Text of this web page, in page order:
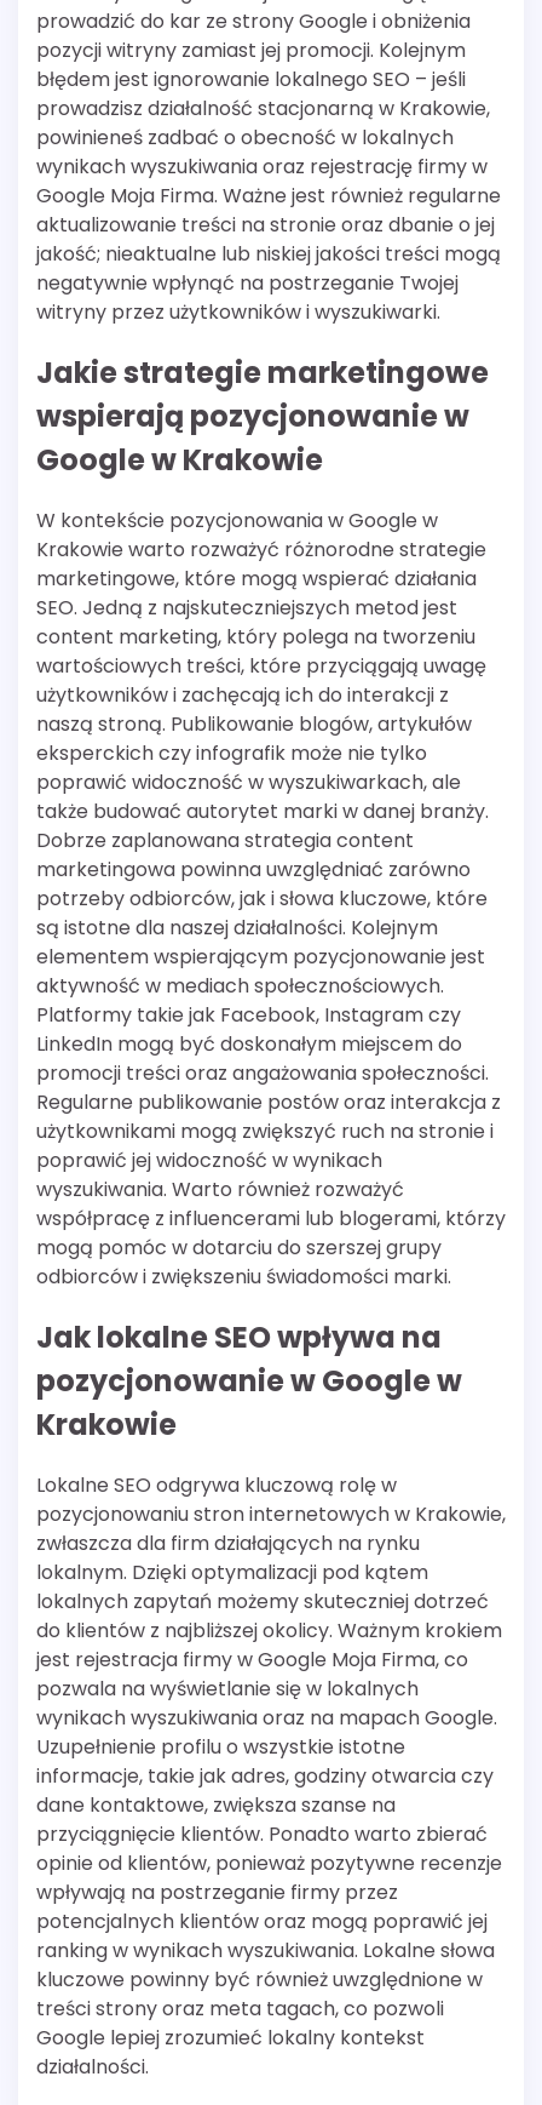
prowadzić do kar ze strony Google i obniżenia
pozycji witryny zamiast jej promocji. Kolejnym
błędem jest ignorowanie lokalnego SEO – jeśli
prowadzisz działalność stacjonarną w Krakowie,
powinieneś zadbać o obecność w lokalnych
wynikach wyszukiwania oraz rejestrację firmy w
Google Moja Firma. Ważne jest również regularne
aktualizowanie treści na stronie oraz dbanie o jej
jakość; nieaktualne lub niskiej jakości treści mogą
negatywnie wpłynąć na postrzeganie Twojej
witryny przez użytkowników i wyszukiwarki.
Jakie strategie marketingowe
wspierają pozycjonowanie w
Google w Krakowie
W kontekście pozycjonowania w Google w
Krakowie warto rozważyć różnorodne strategie
marketingowe, które mogą wspierać działania
SEO. Jedną z najskuteczniejszych metod jest
content marketing, który polega na tworzeniu
wartościowych treści, które przyciągają uwagę
użytkowników i zachęcają ich do interakcji z
naszą stroną. Publikowanie blogów, artykułów
eksperckich czy infografik może nie tylko
poprawić widoczność w wyszukiwarkach, ale
także budować autorytet marki w danej branży.
Dobrze zaplanowana strategia content
marketingowa powinna uwzględniać zarówno
potrzeby odbiorców, jak i słowa kluczowe, które
są istotne dla naszej działalności. Kolejnym
elementem wspierającym pozycjonowanie jest
aktywność w mediach społecznościowych.
Platformy takie jak Facebook, Instagram czy
LinkedIn mogą być doskonałym miejscem do
promocji treści oraz angażowania społeczności.
Regularne publikowanie postów oraz interakcja z
użytkownikami mogą zwiększyć ruch na stronie i
poprawić jej widoczność w wynikach
wyszukiwania. Warto również rozważyć
współpracę z influencerami lub blogerami, którzy
mogą pomóc w dotarciu do szerszej grupy
odbiorców i zwiększeniu świadomości marki.
Jak lokalne SEO wpływa na
pozycjonowanie w Google w
Krakowie
Lokalne SEO odgrywa kluczową rolę w
pozycjonowaniu stron internetowych w Krakowie,
zwłaszcza dla firm działających na rynku
lokalnym. Dzięki optymalizacji pod kątem
lokalnych zapytań możemy skuteczniej dotrzeć
do klientów z najbliższej okolicy. Ważnym krokiem
jest rejestracja firmy w Google Moja Firma, co
pozwala na wyświetlanie się w lokalnych
wynikach wyszukiwania oraz na mapach Google.
Uzupełnienie profilu o wszystkie istotne
informacje, takie jak adres, godziny otwarcia czy
dane kontaktowe, zwiększa szanse na
przyciągnięcie klientów. Ponadto warto zbierać
opinie od klientów, ponieważ pozytywne recenzje
wpływają na postrzeganie firmy przez
potencjalnych klientów oraz mogą poprawić jej
ranking w wynikach wyszukiwania. Lokalne słowa
kluczowe powinny być również uwzględnione w
treści strony oraz meta tagach, co pozwoli
Google lepiej zrozumieć lokalny kontekst
działalności.